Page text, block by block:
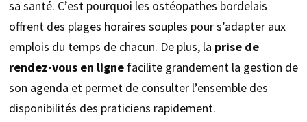
sa santé. C’est pourquoi les ostéopathes bordelais
offrent des plages horaires souples pour s’adapter aux
emplois du temps de chacun. De plus, la prise de
rendez-vous en lignefacilite grandement la gestion de
son agenda et permet de consulter l’ensemble des
disponibilités des praticiens rapidement.